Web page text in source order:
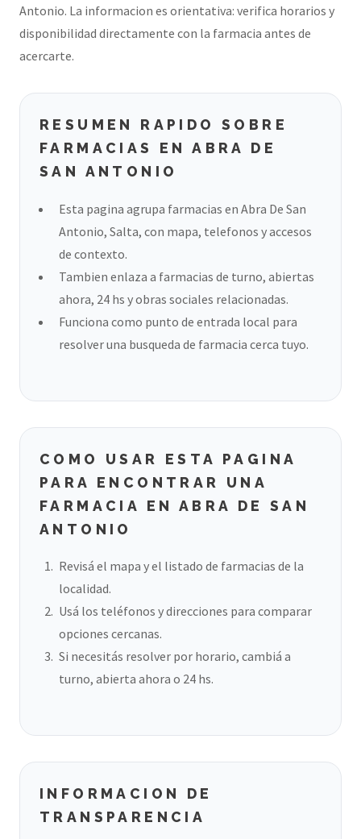
Antonio. La informacion es orientativa: verifica horarios y
disponibilidad directamente con la farmacia antes de
acercarte.
RESUMEN RAPIDO SOBRE
FARMACIAS EN ABRA DE
SAN ANTONIO
Esta pagina agrupa farmacias en Abra De San
Antonio, Salta, con mapa, telefonos y accesos
de contexto.
Tambien enlaza a farmacias de turno, abiertas
ahora, 24 hs y obras sociales relacionadas.
Funciona como punto de entrada local para
resolver una busqueda de farmacia cerca tuyo.
COMO USAR ESTA PAGINA
PARA ENCONTRAR UNA
FARMACIA EN ABRA DE SAN
ANTONIO
Revisá el mapa y el listado de farmacias de la
localidad.
Usá los teléfonos y direcciones para comparar
opciones cercanas.
Si necesitás resolver por horario, cambiá a
turno, abierta ahora o 24 hs.
INFORMACION DE
TRANSPARENCIA